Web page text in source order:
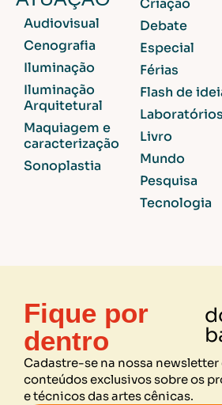
Audiovisual
Cenografia
Iluminação
Iluminação
Arquitetural
Maquiagem e
caracterização
Sonoplastia
Criação
Debate
Especial
Férias
Flash de
Laboratórios
Livro
Mundo
Pesquisa
Tecnologia
Fique por
dentro
Cadastre-se na nossa newsletter
conteúdos exclusivos sobre os
e técnicos das artes cênicas.